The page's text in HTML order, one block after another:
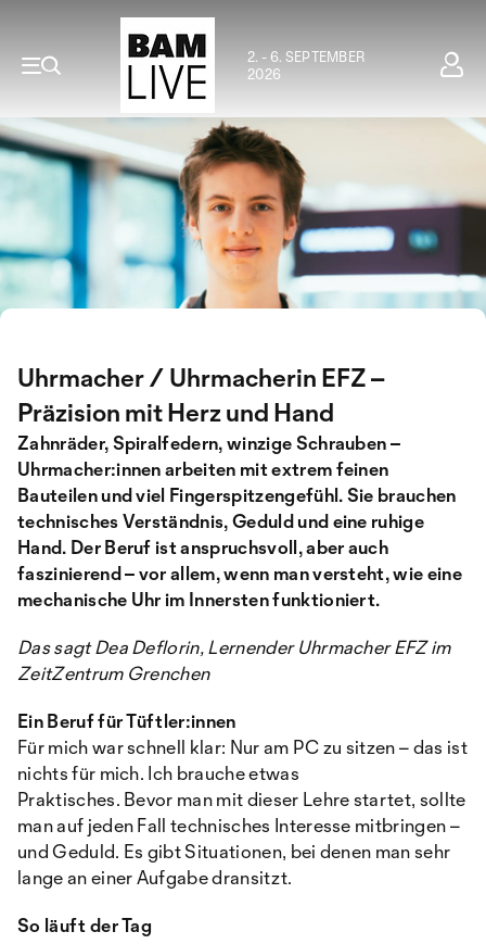
2. - 6. SEPTEMBER
2026
Uhrmacher / Uhrmacherin EFZ –
Präzision mit Herz und Hand
Zahnräder, Spiralfedern, winzige Schrauben –
Uhrmacher:innen arbeiten mit extrem feinen
Bauteilen und viel Fingerspitzengefühl. Sie brauchen
technisches Verständnis, Geduld und eine ruhige
Hand. Der Beruf ist anspruchsvoll, aber auch
faszinierend – vor allem, wenn man versteht, wie eine
mechanische Uhr im Innersten funktioniert.
Das sagt Dea Deflorin, Lernender Uhrmacher EFZ im
ZeitZentrum Grenchen
Ein Beruf für Tüftler:innen
Für mich war schnell klar: Nur am PC zu sitzen – das ist
nichts für mich. Ich brauche etwas
Praktisches. Bevor man mit dieser Lehre startet, sollte
man auf jeden Fall technisches Interesse mitbringen –
und Geduld. Es gibt Situationen, bei denen man sehr
lange an einer Aufgabe dransitzt.
So läuft der Tag